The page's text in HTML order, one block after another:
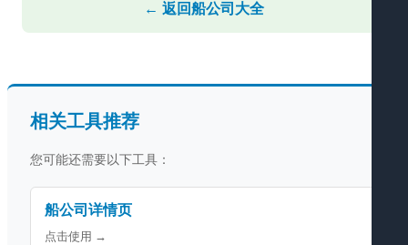
← 返回船公司大全
相关工具推荐
您可能还需要以下工具：
船公司详情页
点击使用 →